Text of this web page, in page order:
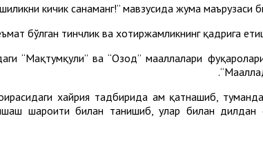
кичик санаманг!” мавзусида жума
бўлган тинчлик ва хотиржамликнинг қадрига
“Мақтумқули” ва “Озод” маҳаллалари
хайрия тадбирида ҳам қатнашиб,
шароити билан танишиб, улар билан дилдан